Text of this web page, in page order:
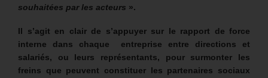
souhaitées par les acteurs ».
Il s’agit en clair de s’appuyer sur le rapport de force
interne dans chaque entreprise entre directions et
salariés, ou leurs représentants, pour surmonter les
freins que peuvent constituer les partenaires sociaux